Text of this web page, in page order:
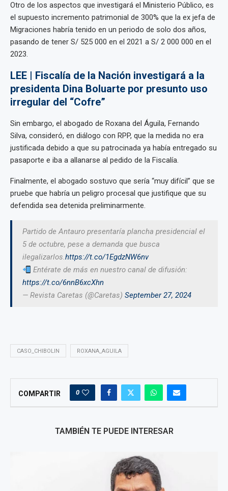
Otro de los aspectos que investigará el Ministerio Público, es
el supuesto incremento patrimonial de 300% que la ex jefa de
Migraciones habría tenido en un periodo de solo dos años,
pasando de tener S/ 525 000 en el 2021 a S/ 2 000 000 en el
2023.
LEE | Fiscalía de la Nación investigará a la
presidenta Dina Boluarte por presunto uso
irregular del “Cofre”
Sin embargo, el abogado de Roxana del Águila, Fernando
Silva, consideró, en diálogo con RPP, que la medida no era
justificada debido a que su patrocinada ya había entregado su
pasaporte e iba a allanarse al pedido de la Fiscalía.
Finalmente, el abogado sostuvo que sería “muy difícil” que se
pruebe que habría un peligro procesal que justifique que su
defendida sea detenida preliminarmente.
Partido de Antauro presentaría plancha presidencial el
5 de octubre, pese a demanda que busca
ilegalizarlos.https://t.co/1EgdzNW6nv
Entérate de más en nuestro canal de difusión:
https://t.co/6nnB6xcXhn
— Revista Caretas (@Caretas) September 27, 2024
CASO_CHIBOLIN ROXANA_AGUILA
COMPARTIR 0
TAMBIÉN TE PUEDE INTERESAR